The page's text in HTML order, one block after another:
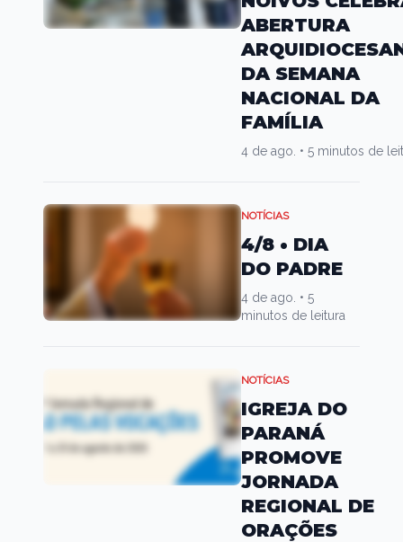
ABERTURA
DA SEMANA
NACIONAL DA
FAMÍLIA
4 de ago. • 5 minutos de
NOTÍCIAS
4/8 • DIA
DO PADRE
4 de ago. • 5
minutos de leitura
NOTÍCIAS
IGREJA DO
PARANÁ
PROMOVE
JORNADA
REGIONAL DE
ORAÇÕES